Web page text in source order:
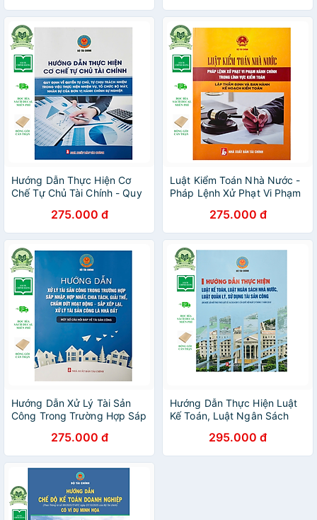
Chính Hợp Nhất
Hướng Dẫn Thực Hiện Cơ
Chế Tự Chủ Tài Chính - Quy
Chịu Trách Nhiệm Trong
Việc Thực Hiện Nhiệm Vụ,
Tổ Chức Bộ Máy, Nhân Sự
Của Đơn Vị Hành Chính Sự
Nghiệp
275.000 đ
Luật Kiểm Toán Nhà Nước -
Pháp Lệnh Xử Phạt Vi Phạm
Kiểm Toán, Lập Thẩm Định
Và Ban Hành Kế Hoạch Kiểm
Toán
275.000 đ
Hướng Dẫn Xử Lý Tài Sản
Công Trong Trường Hợp Sáp
Giải Thể, Chấm Dứt Hoạt
Động - Sắp Xếp Lại, Xử Lý
Tài Sản Công Là Nhà Đất
275.000 đ
Hướng Dẫn Thực Hiện Luật
Kế Toán, Luật Ngân Sách
Dụng Tài Sản Công
295.000 đ